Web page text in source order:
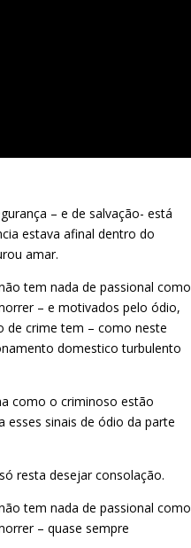
– e de salvação- está
estava afinal dentro do
amar.
tem nada de passional como
– e motivados pelo ódio,
de crime tem – como neste
domestico turbulento
como o criminoso estão
sinais de ódio da parte
resta desejar consolação.
tem nada de passional como
– quase sempre